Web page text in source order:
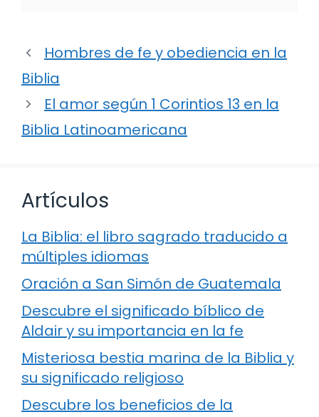
Hombres de fe y obediencia en la
Biblia
El amor según 1 Corintios 13 en la
Biblia Latinoamericana
Artículos
La Biblia: el libro sagrado traducido a
múltiples idiomas
Oración a San Simón de Guatemala
Descubre el significado bíblico de
Aldair y su importancia en la fe
Misteriosa bestia marina de la Biblia y
su significado religioso
Descubre los beneficios de la